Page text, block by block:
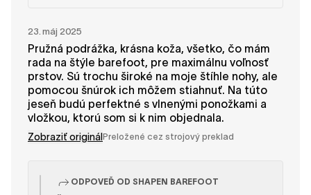
23. máj 2025
Pružná podrážka, krásna koža, všetko, čo mám
rada na štýle barefoot, pre maximálnu voľnosť
prstov. Sú trochu široké na moje štíhle nohy, ale
pomocou šnúrok ich môžem stiahnuť. Na túto
jeseň budú perfektné s vlnenými ponožkami a
vložkou, ktorú som si k nim objednala.
Zobraziť originál Preložené cez strojový preklad
ODPOVEĎ OD SHAPEN BAREFOOT